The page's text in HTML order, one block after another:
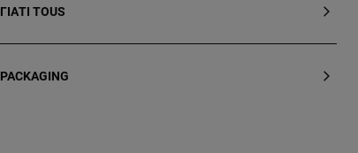
ΓΙΑΤΙ TOUS
PACKAGING